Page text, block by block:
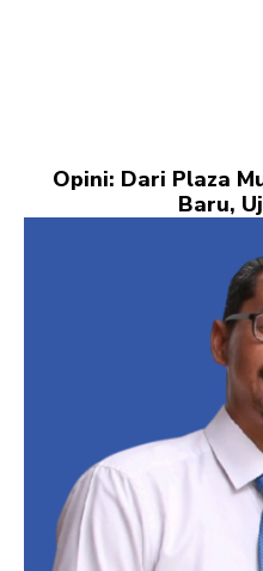
Opini: Dari Plaza
Baru,